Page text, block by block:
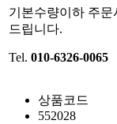
기본수량이하 주
드립니다.
Tel. 010-6326-0065
상품코드
552028